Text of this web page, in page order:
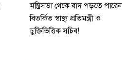
মন্ত্রিসভা থেকে বাদ পড়তে পারেন
বিতর্কিত স্বাস্থ্য প্রতিমন্ত্রী ও
চুক্তিভিত্তিক সচিব!